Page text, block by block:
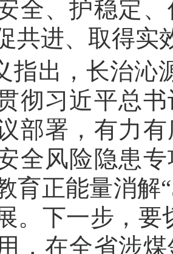
全、护稳定
共进、取得实
指出，长治沁
彻习近平总
部署，有力
全风险隐患
育正能量消解
。下一步，要
，在全省涉